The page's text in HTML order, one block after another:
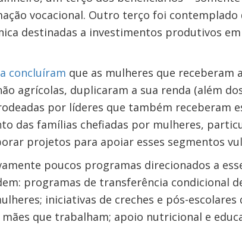
vocacional. Outro terço foi contemplado
destinadas a investimentos produtivos
concluíram que as mulheres que receberam
agrícolas, duplicaram a sua renda (além
por líderes que também receberam
das famílias chefiadas por mulheres,
projetos para apoiar esses segmentos
poucos programas direcionados a
programas de transferência condicional
iniciativas de creches e pós-escolares
que trabalham; apoio nutricional e